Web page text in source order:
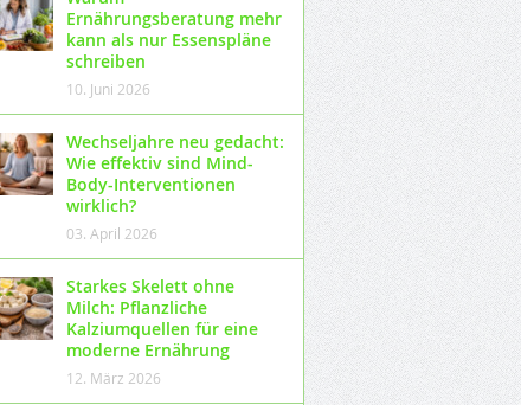
Ernährungsberatung mehr
kann als nur Essenspläne
schreiben
10. Juni 2026
Wechseljahre neu gedacht:
Wie effektiv sind Mind-
Body-Interventionen
wirklich?
03. April 2026
Starkes Skelett ohne
Milch: Pflanzliche
Kalziumquellen für eine
moderne Ernährung
12. März 2026